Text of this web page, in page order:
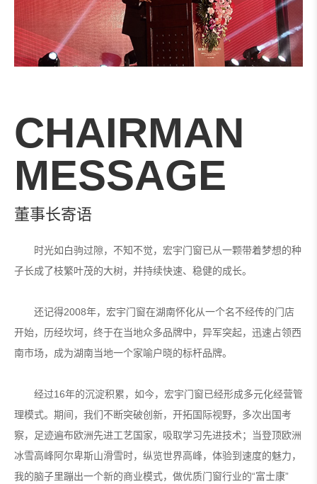
CHAIRMAN
MESSAGE
董事长寄语
时光如白驹过隙，不知不觉，宏宇门窗已从一颗带着梦想的种
子长成了枝繁叶茂的大树，并持续快速、稳健的成长。
还记得2008年，宏宇门窗在湖南怀化从一个名不经传的门店
开始，历经坎坷，终于在当地众多品牌中，异军突起，迅速占领西
南市场，成为湖南当地一个家喻户晓的标杆品牌。
经过16年的沉淀积累，如今，宏宇门窗已经形成多元化经营管
理模式。期间，我们不断突破创新，开拓国际视野，多次出国考
察，足迹遍布欧洲先进工艺国家，吸取学习先进技术；当登顶欧洲
冰雪高峰阿尔卑斯山滑雪时，纵览世界高峰，体验到速度的魅力，
我的脑子里蹦出一个新的商业模式，做优质门窗行业的“富士康”